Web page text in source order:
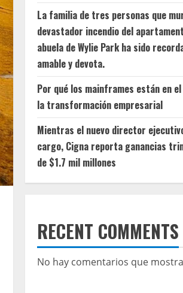
La familia de tres personas que
devastador incendio del
abuela de Wylie Park ha sido
amable y devota.
Por qué los mainframes están en
la transformación empresarial
Mientras el nuevo director
cargo, Cigna reporta ganancias
de $1.7 mil millones
RECENT COMMENTS
No hay comentarios que